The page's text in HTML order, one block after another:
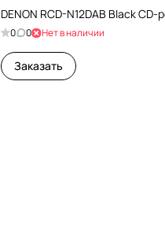
DENON RCD-N12DAB Black CD-
0 0 Нет в наличии
Заказать